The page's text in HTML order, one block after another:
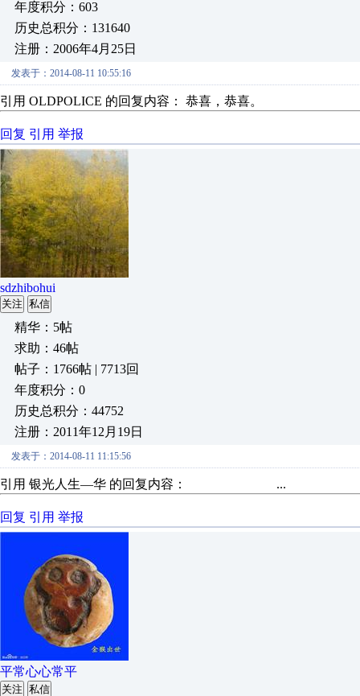
年度积分：603
历史总积分：131640
注册：2006年4月25日
发表于：2014-08-11 10:55:16
引用 OLDPOLICE 的回复内容： 恭喜，恭喜。
回复 引用 举报
sdzhibohui
关注 私信
精华：5帖
求助：46帖
帖子：1766帖 | 7713回
年度积分：0
历史总积分：44752
注册：2011年12月19日
发表于：2014-08-11 11:15:56
引用 银光人生—华 的回复内容： ...
回复 引用 举报
平常心心常平
关注 私信